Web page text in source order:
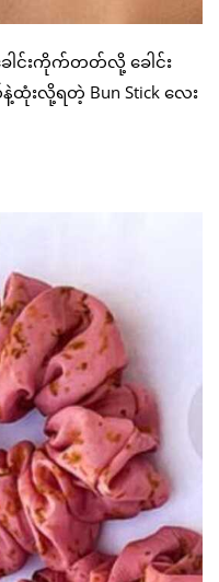
ါင်းကိုက်တတ်လို့ ခေါင်း
လို့ရတဲ့ Bun Stick လေး